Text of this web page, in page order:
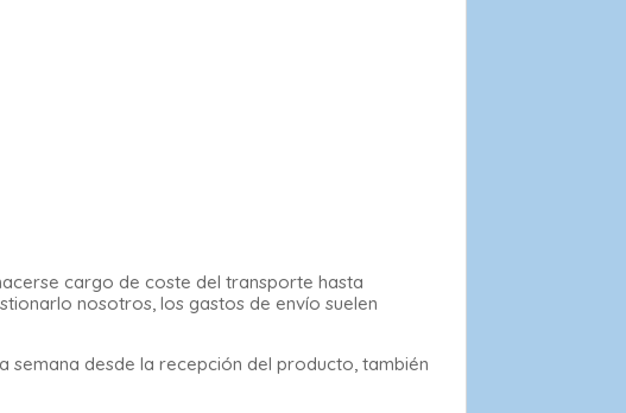
cargo de coste del transporte hasta
nosotros, los gastos de envío suelen
desde la recepción del producto, también